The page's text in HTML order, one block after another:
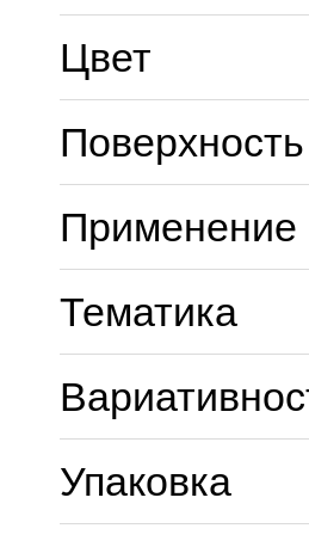
Цвет
Поверхность
Применение
Тематика
Упаковка